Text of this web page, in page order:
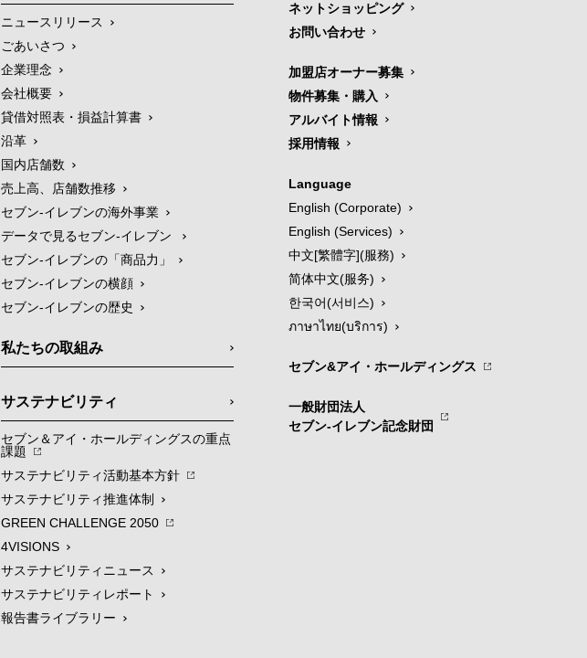
ニュースリリース
ごあいさつ
企業理念
会社概要
貸借対照表・損益計算書
沿革
国内店舗数
売上高、店舗数推移
セブン‐イレブンの海外事業
データで見るセブン‐イレブン
セブン‐イレブンの「商品力」
セブン-イレブンの横顔
セブン-イレブンの歴史
私たちの取組み
サステナビリティ
セブン＆アイ・ホールディングスの重点
課題
サステナビリティ活動基本方針
サステナビリティ推進体制
GREEN CHALLENGE 2050
4VISIONS
サステナビリティニュース
サステナビリティレポート
報告書ライブラリー
ネットショッピング
お問い合わせ
加盟店オーナー募集
物件募集・購入
アルバイト情報
採用情報
Language
English (Corporate)
English (Services)
中文[繁體字](服務)
简体中文(服务)
한국어(서비스)
ภาษาไทย(บริการ)
セブン&アイ・ホールディングス
一般財団法人
セブン-イレブン記念財団